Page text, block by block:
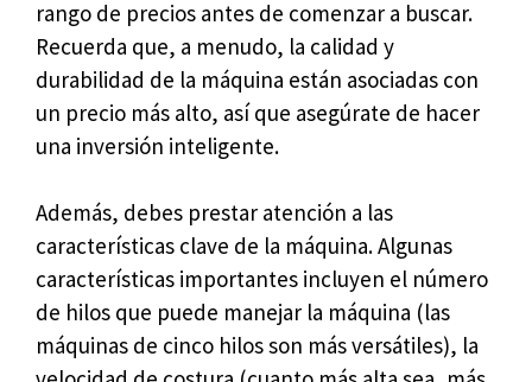
rango de precios antes de comenzar a buscar.
Recuerda que, a menudo, la calidad y
durabilidad de la máquina están asociadas con
un precio más alto, así que asegúrate de hacer
una inversión inteligente.
Además, debes prestar atención a las
características clave de la máquina. Algunas
características importantes incluyen el número
de hilos que puede manejar la máquina (las
máquinas de cinco hilos son más versátiles), la